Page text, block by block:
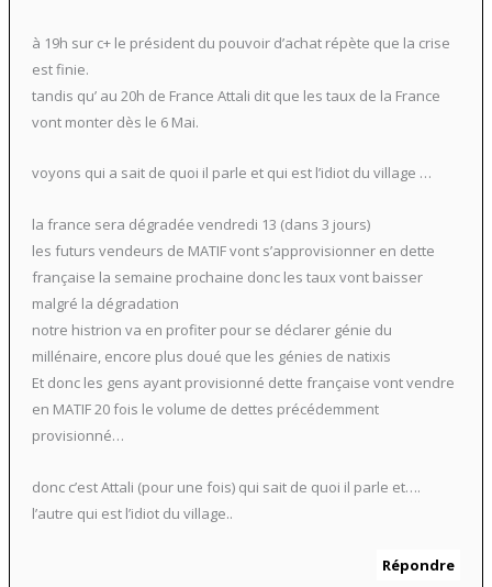
à 19h sur c+ le président du pouvoir d’achat répète que la crise
est finie.
tandis qu’ au 20h de France Attali dit que les taux de la France
vont monter dès le 6 Mai.
voyons qui a sait de quoi il parle et qui est l’idiot du village …
la france sera dégradée vendredi 13 (dans 3 jours)
les futurs vendeurs de MATIF vont s’approvisionner en dette
française la semaine prochaine donc les taux vont baisser
malgré la dégradation
notre histrion va en profiter pour se déclarer génie du
millénaire, encore plus doué que les génies de natixis
Et donc les gens ayant provisionné dette française vont vendre
en MATIF 20 fois le volume de dettes précédemment
provisionné…
donc c’est Attali (pour une fois) qui sait de quoi il parle et….
l’autre qui est l’idiot du village..
Répondre